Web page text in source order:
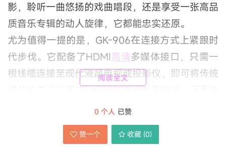
影，聆听一曲悠扬的戏曲唱段，还是享受一张高品
质音乐专辑的动人旋律，它都能忠实还原。
尤为值得一提的是，GK-906在连接方式上紧跟时
代步伐。它配备了HDMI高清多媒体接口，只需一
根线缆连接至现代液晶电视或投影仪，即可将传统
碟片的内容以高达1080P的高清画质输出，画面清
晰度与色彩表现相比传统AV输出有了质的飞跃，
让老电影也能呈现出更为细腻的视觉效果。同时，
机身背面也保留了传统的复合视频（AV）接口，
阅读全文
0 个人 已赞
赞一个 收藏 (0)